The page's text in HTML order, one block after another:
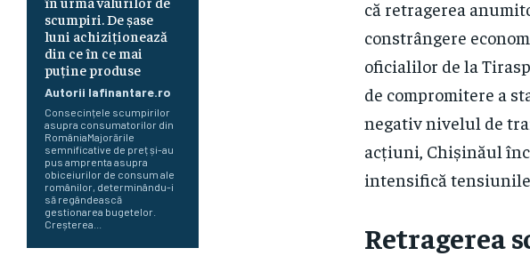
scumpiri. De șase
luni achiziționează
din ce în ce mai
puține produse
Autorii Iafinantare.ro
Consecințele scumpirilor
asupra consumatorilor din
RomâniaMajorările
semnificative de preț și-au
pus amprenta asupra
obiceiurilor de consum ale
românilor, determinându-i
să regândească
gestionarea bugetelor.
Creșterea...
că retragerea
constrângere
oficialilor de la
de compromitere a
negativ nivelul de
acțiuni, Chișinăul
intensifică
Retragerea